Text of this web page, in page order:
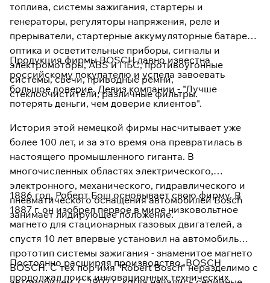
топлива, системы зажигания, стартеры и
генераторы, регуляторы напряжения, реле и
прерыватели, стартерные аккумуляторные батареи,
оптика и осветительные приборы, сигналы и
электромоторы, ABS и ПБС, противоугонные
системы, свечи, приводные ремни,
стеклоочистители, различные фильтры.
Продукция фирмы BOSCH давно известна
российскому покупателю и успела завоевать
большое доверие. Девиз компании - "Лучше
потерять деньги, чем доверие клиентов".
История этой немецкой фирмы насчитывает уже
более 100 лет, и за это время она превратилась в
настоящего промышленного гиганта. В
многочисленных областях электрического,
электронного, механического, гидравлического и
пневматического оснащения автомобилей Bosch
занимает лидирующее положение.
1886 год, Роберт Бош основывает свою фирму. В
1887 г. он изобрел первое в мире низковольтное
магнето для стационарных газовых двигателей, а
спустя 10 лет впервые установил на автомобиль
прототип системы зажигания - знаменитое магнето
BOSCH. С тех пор имя "Robert Bosch" неразделимо с
Постоянно расширяя производство, BOSCH
продолжал поиск инновационных технических